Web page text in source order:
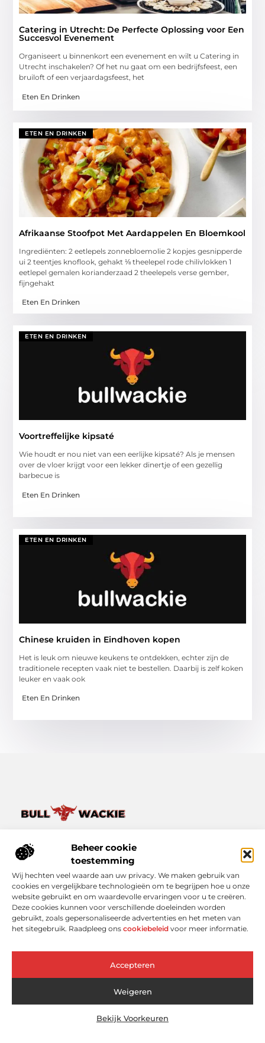
Beheer cookie
toestemming
Wij hechten veel waarde aan uw privacy. We maken gebruik van
cookies en vergelijkbare technologieën om te begrijpen hoe u onze
website gebruikt en om waardevolle ervaringen voor u te creëren.
Deze cookies kunnen voor verschillende doeleinden worden
gebruikt, zoals gepersonaliseerde advertenties en het meten van
het sitegebruik. Raadpleeg ons cookiebeleid voor meer informatie.
Accepteren
Weigeren
Bekijk Voorkeuren
Catering in Utrecht: De Perfecte Oplossing voor Een
Succesvol Evenement
Organiseert u binnenkort een evenement en wilt u Catering in
Utrecht inschakelen? Of het nu gaat om een bedrijfsfeest, een
bruiloft of een verjaardagsfeest, het
Eten En Drinken
ETEN EN DRINKEN
Afrikaanse Stoofpot Met Aardappelen En Bloemkool
Ingrediënten: 2 eetlepels zonnebloemolie 2 kopjes gesnipperde
ui 2 teentjes knoflook, gehakt ⅛ theelepel rode chilivlokken 1
eetlepel gemalen korianderzaad 2 theelepels verse gember,
fijngehakt
Eten En Drinken
ETEN EN DRINKEN
Voortreffelijke kipsaté
Wie houdt er nou niet van een eerlijke kipsaté? Als je mensen
over de vloer krijgt voor een lekker dinertje of een gezellig
barbecue is
Eten En Drinken
ETEN EN DRINKEN
Chinese kruiden in Eindhoven kopen
Het is leuk om nieuwe keukens te ontdekken, echter zijn de
traditionele recepten vaak niet te bestellen. Daarbij is zelf koken
leuker en vaak ook
Eten En Drinken
het op Bullwackie.nl.
Verken een breed scala aan blogs en artikelen die je inspireren,
informeren en verrijken, van kleine momenten tot grote
inzichten.
Bericht categorie
Onze informatie
Cookiebeleid (EU)